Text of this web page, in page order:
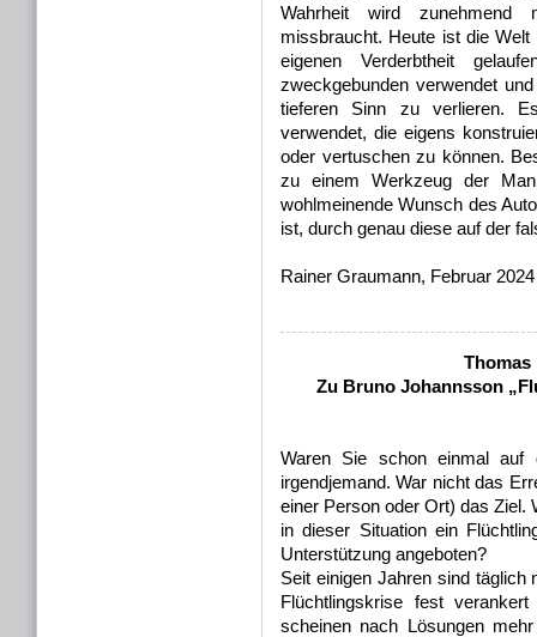
Wahrheit wird zunehmend
missbraucht. Heute ist die
eigenen Verderbtheit
zweckgebunden verwendet
tieferen Sinn zu verlieren.
verwendet, die eigens
oder vertuschen zu können.
zu einem Werkzeug der
wohlmeinende Wunsch des
ist, durch genau diese auf der
Rainer Graumann, Februar 2024
Thomas
Zu Bruno Johannsson
Waren Sie schon einmal auf
irgendjemand. War nicht das
einer Person oder Ort) das Ziel.
in dieser Situation ein
Unterstützung angeboten?
Seit einigen Jahren sind täglich
Flüchtlingskrise fest
scheinen nach Lösungen